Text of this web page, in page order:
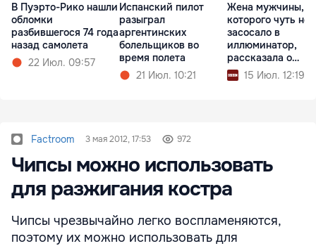
В Пуэрто-Рико нашли
обломки
разбившегося 74 года
назад самолета
22 Июл. 09:57
Испанский пилот
разыграл
аргентинских
болельщиков во
время полета
21 Июл. 10:21
Жена мужчины,
которого чуть не
засосало в
иллюминатор,
рассказала о
пережитом
15 Июл. 12:19
Factroom 3 мая 2012, 17:53 972
Чипсы можно использовать
для разжигания костра
Чипсы чрезвычайно легко воспламеняются,
поэтому их можно использовать для